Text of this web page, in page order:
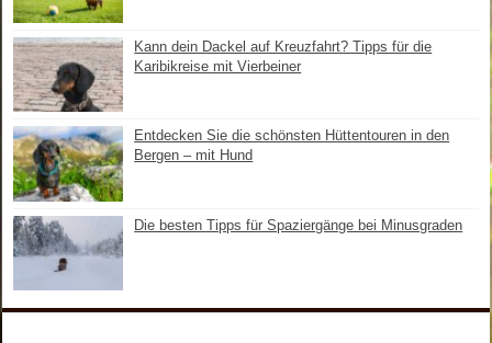
Kann dein Dackel auf Kreuzfahrt? Tipps für die
Karibikreise mit Vierbeiner
Entdecken Sie die schönsten Hüttentouren in den
Bergen – mit Hund
Die besten Tipps für Spaziergänge bei Minusgraden